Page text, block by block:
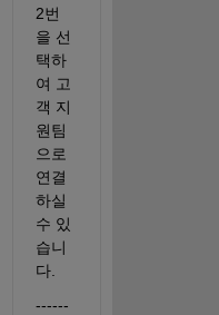
2번
을 선
택하
여 고
객 지
원팀
으로
연결
하실
수 있
습니
다.
------